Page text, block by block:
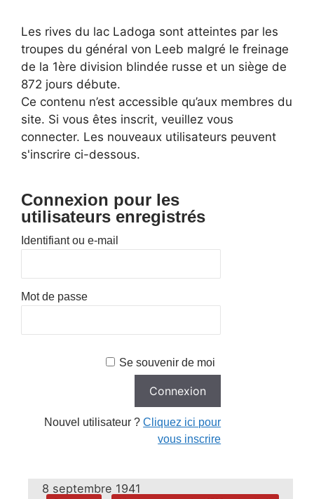
Les rives du lac Ladoga sont atteintes par les
troupes du général von Leeb malgré le freinage
de la 1ère division blindée russe et un siège de
872 jours débute.
Ce contenu n’est accessible qu’aux membres du
site. Si vous êtes inscrit, veuillez vous
connecter. Les nouveaux utilisateurs peuvent
s'inscrire ci-dessous.
Connexion pour les
utilisateurs enregistrés
Identifiant ou e-mail
Mot de passe
Se souvenir de moi
Nouvel utilisateur ?Cliquez ici pour
vous inscrire
8 septembre 1941